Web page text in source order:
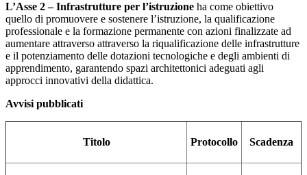
L’Asse 2 – Infrastrutture per l’istruzione ha come obiettivo
quello di promuovere e sostenere l’istruzione, la qualificazione
professionale e la formazione permanente con azioni finalizzate ad
aumentare attraverso attraverso la riqualificazione delle infrastrutture
e il potenziamento delle dotazioni tecnologiche e degli ambienti di
apprendimento, garantendo spazi architettonici adeguati agli
approcci innovativi della didattica.
Avvisi pubblicati
Titolo Protocollo Scadenza